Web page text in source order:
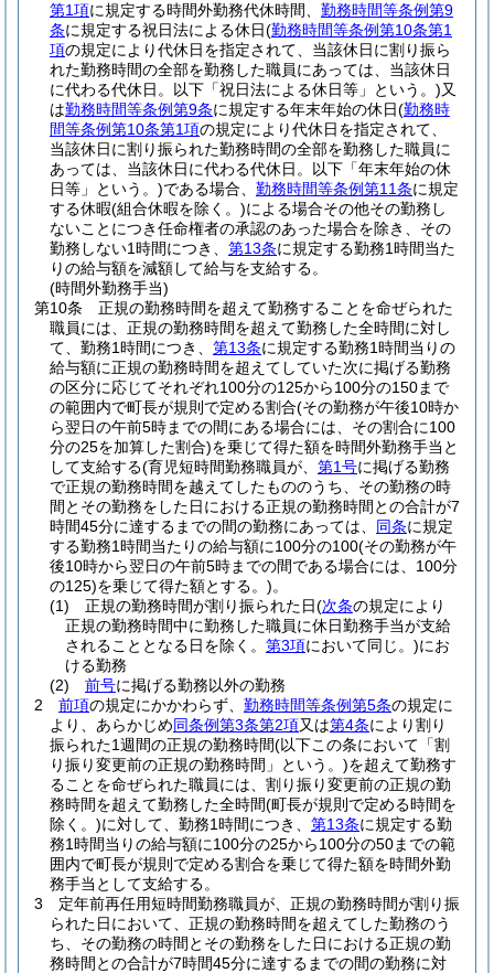
第1項に規定する時間外勤務代休時間、 勤務時間等条例第9
条に規定する祝日法による休日(勤務時間等条例第10条第1
項の規定により代休日を指定されて、当該休日に割り振ら
れた勤務時間の全部を勤務した職員にあっては、当該休日
に代わる代休日。以下「祝日法による休日等」という。)又
は勤務時間等条例第9条に規定する年末年始の休日(勤務時
間等条例第10条第1項の規定により代休日を指定されて、
当該休日に割り振られた勤務時間の全部を勤務した職員に
あっては、当該休日に代わる代休日。以下「年末年始の休
日等」という。)である場合、 勤務時間等条例第11条に規定
する休暇(組合休暇を除く。)による場合その他その勤務し
ないことにつき任命権者の承認のあった場合を除き、その
勤務しない1時間につき、 第13条に規定する勤務1時間当た
りの給与額を減額して給与を支給する。
(時間外勤務手当)
第10条
正規の勤務時間を超えて勤務することを命ぜられた
職員には、正規の勤務時間を超えて勤務した全時間に対し
て、勤務1時間につき、 第13条に規定する勤務1時間当りの
給与額に正規の勤務時間を超えてしていた次に掲げる勤務
の区分に応じてそれぞれ100分の125から100分の150まで
の範囲内で町長が規則で定める割合(その勤務が午後10時か
ら翌日の午前5時までの間にある場合には、その割合に100
分の25を加算した割合)を乗じて得た額を時間外勤務手当と
して支給する(育児短時間勤務職員が、 第1号に掲げる勤務
で正規の勤務時間を越えてしたもののうち、その勤務の時
間とその勤務をした日における正規の勤務時間との合計が7
時間45分に達するまでの間の勤務にあっては、 同条に規定
する勤務1時間当たりの給与額に100分の100(その勤務が午
後10時から翌日の午前5時までの間である場合には、100分
の125)を乗じて得た額とする。)。
(1)
正規の勤務時間が割り振られた日(次条の規定により
正規の勤務時間中に勤務した職員に休日勤務手当が支給
されることとなる日を除く。 第3項において同じ。)にお
ける勤務
(2)
前号に掲げる勤務以外の勤務
2
前項の規定にかかわらず、 勤務時間等条例第5条の規定に
より、あらかじめ同条例第3条第2項又は第4条により割り
振られた1週間の正規の勤務時間(以下この条において「割
り振り変更前の正規の勤務時間」という。)を超えて勤務す
ることを命ぜられた職員には、割り振り変更前の正規の勤
務時間を超えて勤務した全時間(町長が規則で定める時間を
除く。)に対して、勤務1時間につき、 第13条に規定する勤
務1時間当りの給与額に100分の25から100分の50までの範
囲内で町長が規則で定める割合を乗じて得た額を時間外勤
務手当として支給する。
3
定年前再任用短時間勤務職員が、正規の勤務時間が割り振
られた日において、正規の勤務時間を超えてした勤務のう
ち、その勤務の時間とその勤務をした日における正規の勤
務時間との合計が7時間45分に達するまでの間の勤務に対